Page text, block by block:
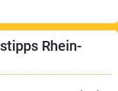
Rhein-